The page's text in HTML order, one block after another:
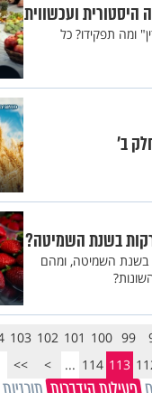
היסטורית ועכשווית
ומה תפקידו? כל
ב’
בשנת השמיטה?
בשנת השמיטה, ומהם
99
100
101
102
103
113
114
...
>
>>